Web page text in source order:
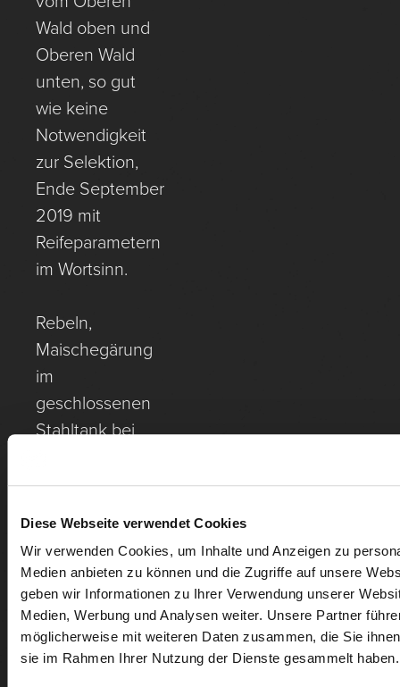
Diese Webseite verwendet Cookies
Wir verwenden Cookies, um Inhalte und Anzeigen zu
Medien anbieten zu können und die Zugriffe auf unsere
geben wir Informationen zu Ihrer Verwendung unserer
Medien, Werbung und Analysen weiter. Unsere Partner
möglicherweise mit weiteren Daten zusammen, die Sie
sie im Rahmen Ihrer Nutzung der Dienste gesammelt haben.
Wald oben und
Oberen Wald
unten, so gut
wie keine
Notwendigkeit
zur Selektion,
Ende September
2019 mit
Reifeparametern
im Wortsinn.
Rebeln,
Maischegärung
im
geschlossenen
Stahltank bei
°C über 14 Tage,
Standzeit,
schonendes
Abpressen und
Lagerung in